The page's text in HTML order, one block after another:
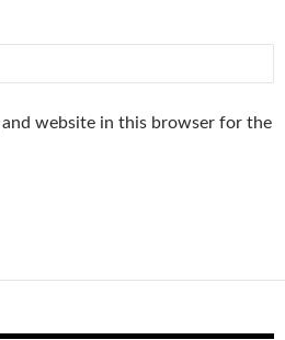
and website in this browser for the